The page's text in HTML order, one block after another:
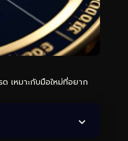
ด เหมาะกับมือใหม่ที่อยาก